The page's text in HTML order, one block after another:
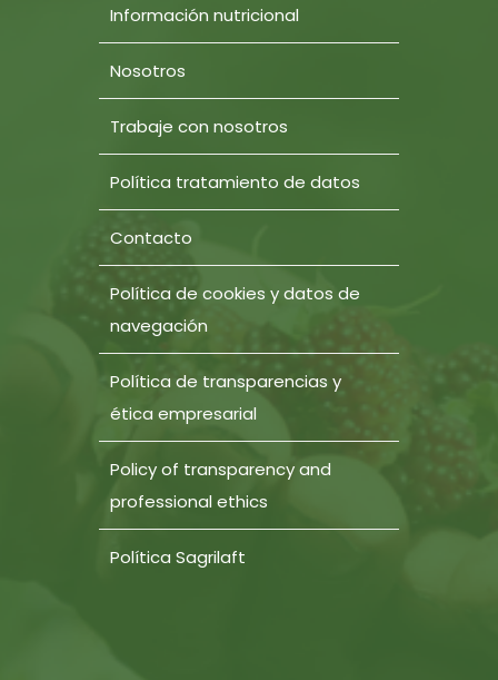
Información nutricional
Nosotros
Trabaje con nosotros
Política tratamiento de datos
Contacto
Política de cookies y datos de
navegación
Política de transparencias y
ética empresarial
Policy of transparency and
professional ethics
Política Sagrilaft